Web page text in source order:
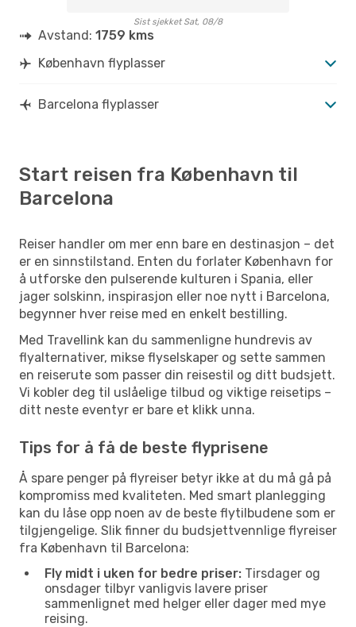
Sist sjekket Sat, 08/8
Avstand: 1759 kms
København flyplasser
Barcelona flyplasser
Start reisen fra København til
Barcelona
Reiser handler om mer enn bare en destinasjon – det
er en sinnstilstand. Enten du forlater København for
å utforske den pulserende kulturen i Spania, eller
jager solskinn, inspirasjon eller noe nytt i Barcelona,
begynner hver reise med en enkelt bestilling.
Med Travellink kan du sammenligne hundrevis av
flyalternativer, mikse flyselskaper og sette sammen
en reiserute som passer din reisestil og ditt budsjett.
Vi kobler deg til uslåelige tilbud og viktige reisetips –
ditt neste eventyr er bare et klikk unna.
Tips for å få de beste flyprisene
Å spare penger på flyreiser betyr ikke at du må gå på
kompromiss med kvaliteten. Med smart planlegging
kan du låse opp noen av de beste flytilbudene som er
tilgjengelige. Slik finner du budsjettvennlige flyreiser
fra København til Barcelona:
Fly midt i uken for bedre priser: Tirsdager og
onsdager tilbyr vanligvis lavere priser
sammenlignet med helger eller dager med mye
reising.